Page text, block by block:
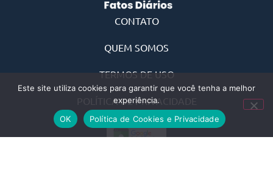
CONTATO
QUEM SOMOS
TERMOS DE USO
POLÍTICA DE PRIVACIDADE
Este site utiliza cookies para garantir que você tenha a melhor
experiência.
OK
Política de Cookies e Privacidade